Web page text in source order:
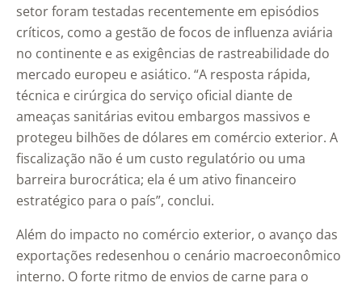
setor foram testadas recentemente em episódios
críticos, como a gestão de focos de influenza aviária
no continente e as exigências de rastreabilidade do
mercado europeu e asiático. “A resposta rápida,
técnica e cirúrgica do serviço oficial diante de
ameaças sanitárias evitou embargos massivos e
protegeu bilhões de dólares em comércio exterior. A
fiscalização não é um custo regulatório ou uma
barreira burocrática; ela é um ativo financeiro
estratégico para o país”, conclui.
Além do impacto no comércio exterior, o avanço das
exportações redesenhou o cenário macroeconômico
interno. O forte ritmo de envios de carne para o